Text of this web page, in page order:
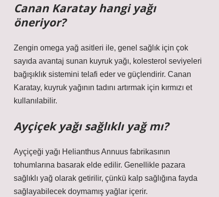
Canan Karatay hangi yağı
öneriyor?
Zengin omega yağ asitleri ile, genel sağlık için çok
sayıda avantaj sunan kuyruk yağı, kolesterol seviyeleri
bağışıklık sistemini telafi eder ve güçlendirir. Canan
Karatay, kuyruk yağının tadını artırmak için kırmızı et
kullanılabilir.
Ayçiçek yağı sağlıklı yağ mı?
Ayçiçeği yağı Helianthus Annuus fabrikasının
tohumlarına basarak elde edilir. Genellikle pazara
sağlıklı yağ olarak getirilir, çünkü kalp sağlığına fayda
sağlayabilecek doymamış yağlar içerir.